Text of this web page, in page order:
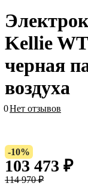
Kellie WT
черная
воздуха
0Нет отзывов
-10%
103 473 ₽
114 970 ₽